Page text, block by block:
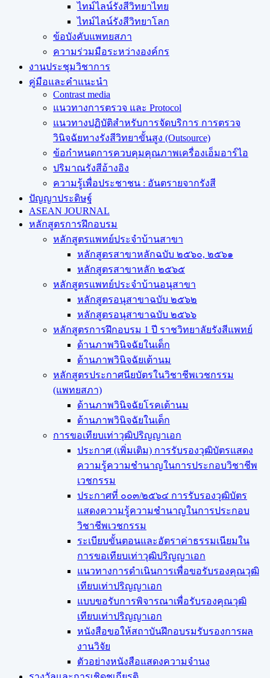
ไทม์ไลน์รังสีวิทยาไทย
ไทม์ไลน์รังสีวิทยาโลก
ข้อบังคับแพทยสภา
ความร่วมมือระหว่างองค์กร
งานประชุมวิชาการ
คู่มือและคำแนะนำ
Contrast media
แนวทางการตรวจ และ Protocol
แนวทางปฏิบัติสำหรับการจัดบริการ การตรวจ
วินิจฉัยทางรังสีวิทยาขั้นสูง (Outsource)
ข้อกำหนดการควบคุมคุณภาพเครื่องเอ็มอาร์ไอ
ปริมาณรังสีอ้างอิง
ความรู้เพื่อประชาชน : อันตรายจากรังสี
ปัญญาประดิษฐ์
ASEAN JOURNAL
หลักสูตรการฝึกอบรม
หลักสูตรแพทย์ประจำบ้านสาขา
หลักสูตรสาขาหลักฉบับ ๒๕๖๐, ๒๕๖๑
หลักสูตรสาขาหลัก ๒๕๖๕
หลักสูตรแพทย์ประจำบ้านอนุสาขา
หลักสูตรอนุสาขาฉบับ ๒๕๖๒
หลักสูตรอนุสาขาฉบับ ๒๕๖๖
หลักสูตรการฝึกอบรม 1 ปี ราชวิทยาลัยรังสีแพทย์
ด้านภาพวินิจฉัยในเด็ก
ด้านภาพวินิจฉัยเต้านม
หลักสูตรประกาศนียบัตรในวิชาชีพเวชกรรม
(แพทยสภา)
ด้านภาพวินิจฉัยโรคเต้านม
ด้านภาพวินิจฉัยในเด็ก
การขอเทียบเท่า​วุฒิปริญญา​เอก
ประกาศ (เพิ่มเติม) การรับรองวุฒิบัตรแสดง
ความรู้ความชำนาญในการประกอบวิชาชีพ
เวชกรรม
ประกาศที่ ๐๐๓/๒๕๖๔ การรับรองวุฒิบัตร
แสดงความรู้ความชำนาญในการประกอบ
วิชาชีพเวชกรรม
ระเบียบขั้นตอนและอัตราค่าธรรมเนียมใน
การขอเทียบเท่าวุฒิปริญญาเอก
แนวทางการดำเนินการเพื่อขอรับรองคุณวุฒิ
เทียบเท่าปริญญาเอก
แบบขอรับการพิจารณาเพื่อรับรองคุณวุฒิ
เทียบเท่าปริญญาเอก
หนังสือขอให้สถาบันฝึกอบรมรับรองการผล
งานวิจัย
ตัวอย่างหนังสือแสดงความจำนง